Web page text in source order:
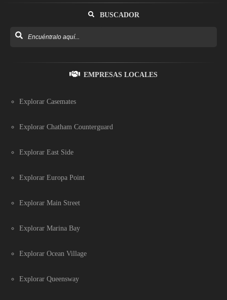
BUSCADOR
EMPRESAS LOCALES
Explorar Casemates
Explorar Chatham Counterguard
Explorar East Side
Explorar Europa Point
Explorar Main Street
Explorar Marina Bay
Explorar Ocean Village
Explorar Queensway